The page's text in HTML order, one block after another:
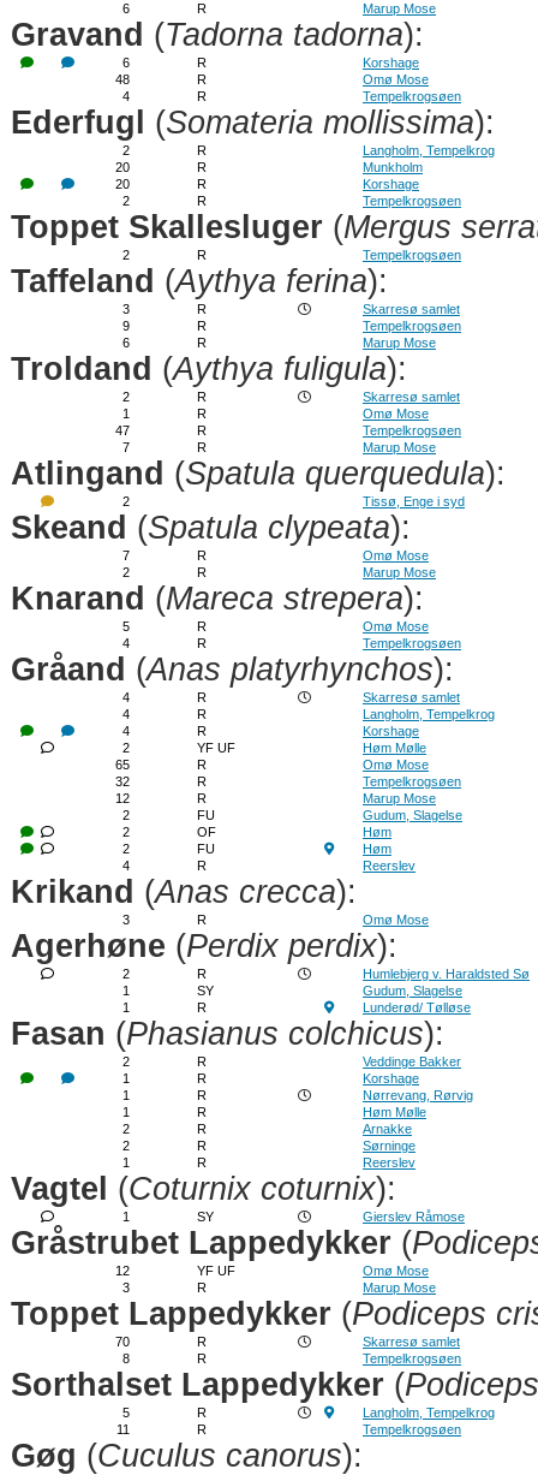
6
R Marup Mose
Gravand (Tadorna tadorna):
6 R
Korshage
48
R
Omø Mose
4
R Tempelkrogsøen
Ederfugl (Somateria mollissima):
2 R
Langholm, Tempelkrog
20
R
Munkholm
20
R
Korshage
2
R Tempelkrogsøen
Toppet Skallesluger (Mergus
2 R Tempelkrogsøen
Taffeland (Aythya ferina):
3 R
Skarresø samlet
9
R
Tempelkrogsøen
6
R Marup Mose
Troldand (Aythya fuligula):
2 R
Skarresø samlet
1
R
Omø Mose
47
R
Tempelkrogsøen
7
R Marup Mose
Atlingand (Spatula querquedula):
2 Tissø, Enge i syd
Skeand (Spatula clypeata):
7 R
Omø Mose
2
R Marup Mose
Knarand (Mareca strepera):
5 R
Omø Mose
4
R Tempelkrogsøen
Gråand (Anas platyrhynchos):
4 R
Skarresø samlet
4
R
Langholm, Tempelkrog
4
R
Korshage
2
YF UF
Høm Mølle
65
R
Omø Mose
32
R
Tempelkrogsøen
12
R
Marup Mose
2
FU
Gudum, Slagelse
2
OF
Høm
2
FU
Høm
4
R Reerslev
Krikand (Anas crecca):
3 R Omø Mose
Agerhøne (Perdix perdix):
2 R
Humlebjerg v. Haraldsted Sø
1
SY
Gudum, Slagelse
1
R Lunderød/ Tølløse
Fasan (Phasianus colchicus):
2 R
Veddinge Bakker
1
R
Korshage
1
R
Nørrevang, Rørvig
1
R
Høm Mølle
2
R
Arnakke
2
R
Sørninge
1
R Reerslev
Vagtel (Coturnix coturnix):
1 SY Gierslev Råmose
Gråstrubet Lappedykker (
12 YF UF
Omø Mose
3
R Marup Mose
Toppet Lappedykker (Podiceps
70 R
Skarresø samlet
8
R Tempelkrogsøen
Sorthalset Lappedykker (
5 R
Langholm, Tempelkrog
11
R Tempelkrogsøen
Gøg (Cuculus canorus):